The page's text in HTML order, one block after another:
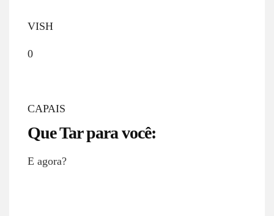
VISH
0
CAPAIS
Que Tar para você:
E agora?